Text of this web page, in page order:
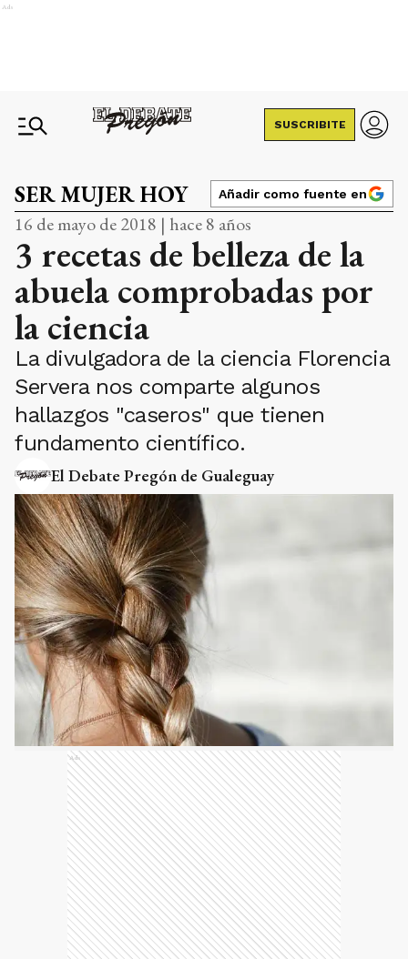
Ads
SUSCRIBITE
SER MUJER HOY Añadir como fuente en
16 de mayo de 2018 | hace 8 años
3 recetas de belleza de la
abuela comprobadas por
la ciencia
La divulgadora de la ciencia Florencia
Servera nos comparte algunos
hallazgos "caseros" que tienen
fundamento científico.
El Debate Pregón de Gualeguay
Ads